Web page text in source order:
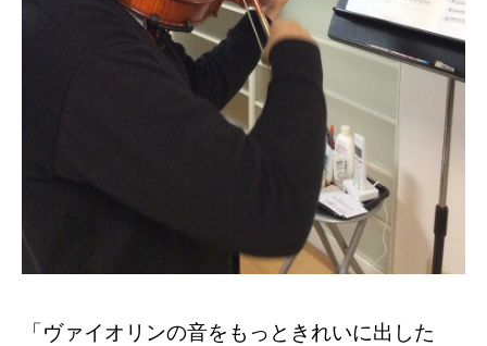
「ヴァイオリンの音をもっときれいに出した